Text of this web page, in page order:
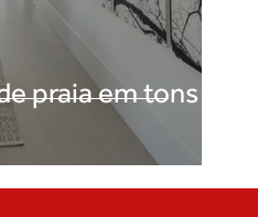
praia em tons